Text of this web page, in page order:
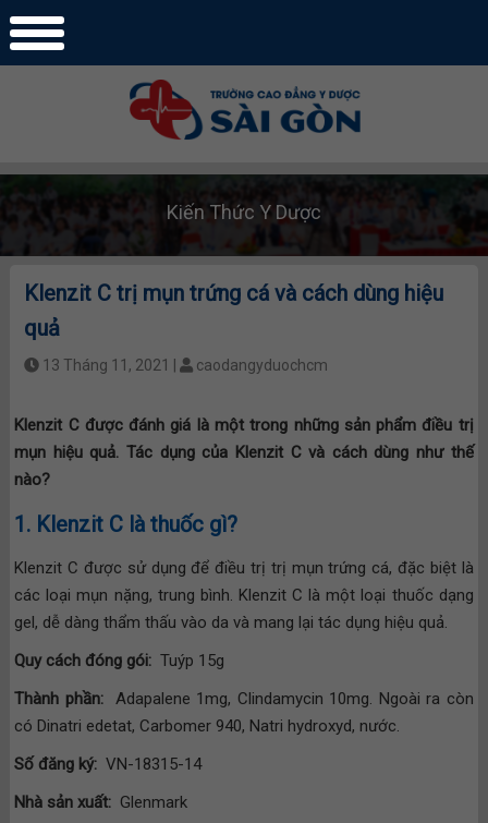
Kiến Thức Y Dược
Klenzit C trị mụn trứng cá và cách dùng hiệu
quả
13 Tháng 11, 2021 | caodangyduochcm
Klenzit C được đánh giá là một trong những sản phẩm điều trị
mụn hiệu quả. Tác dụng của Klenzit C và cách dùng như thế
nào?
1. Klenzit C là thuốc gì?
Klenzit C được sử dụng để điều trị trị mụn trứng cá, đặc biệt là
các loại mụn nặng, trung bình. Klenzit C là một loại thuốc dạng
gel, dễ dàng thẩm thấu vào da và mang lại tác dụng hiệu quả.
Quy cách đóng gói: Tuýp 15g
Thành phần:
Adapalene 1mg, Clindamycin 10mg. Ngoài ra còn
có Dinatri edetat, Carbomer 940, Natri hydroxyd, nước.
Số đăng ký: VN-18315-14
Nhà sản xuất: Glenmark